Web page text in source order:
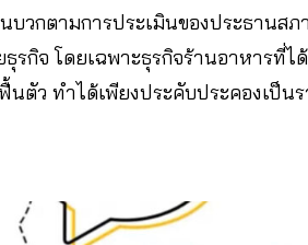
บวกตามการประเมินของประธานส
รกิจ โดยเฉพาะธุรกิจร้านอาหารที่ไ
นตัว ทำได้เพียงประคับประคองเป็น